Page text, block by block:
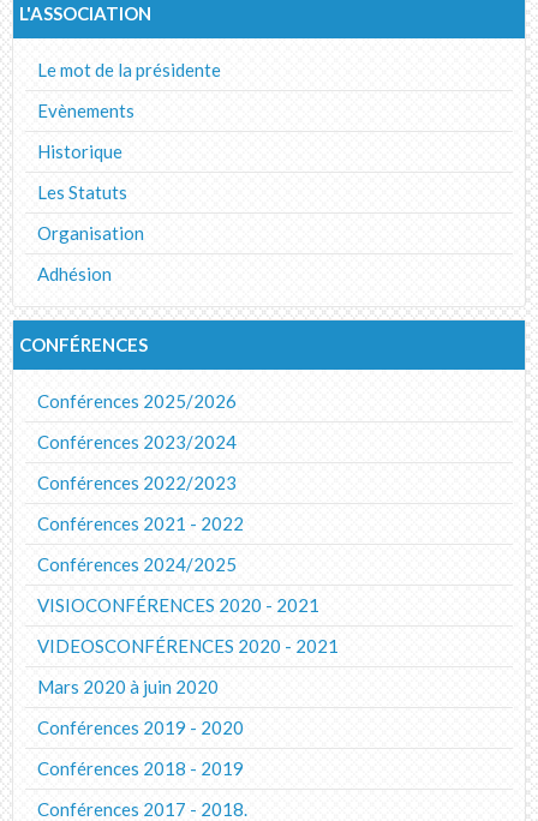
L'ASSOCIATION
Le mot de la présidente
Evènements
Historique
Les Statuts
Organisation
Adhésion
CONFÉRENCES
Conférences 2025/2026
Conférences 2023/2024
Conférences 2022/2023
Conférences 2021 - 2022
Conférences 2024/2025
VISIOCONFÉRENCES 2020 - 2021
VIDEOSCONFÉRENCES 2020 - 2021
Mars 2020 à juin 2020
Conférences 2019 - 2020
Conférences 2018 - 2019
Conférences 2017 - 2018.